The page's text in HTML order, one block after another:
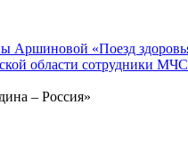
Аршиновой «Поезд
области сотрудники
– Россия»